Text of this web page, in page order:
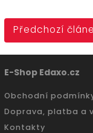
Předchozí
E-Shop Edaxo.cz
Obchodní
Doprava, platba a
Kontakty